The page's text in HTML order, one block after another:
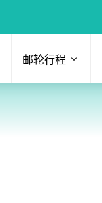
邮轮行程